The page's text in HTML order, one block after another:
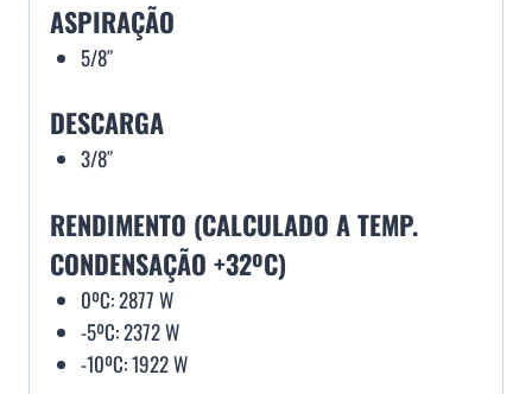
ASPIRAÇÃO
5/8″
DESCARGA
3/8″
RENDIMENTO (CALCULADO A TEMP.
CONDENSAÇÃO +32ºC)
0ºC: 2877 W
-5ºC: 2372 W
-10ºC: 1922 W